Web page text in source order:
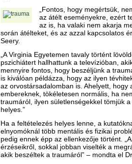
„Fontos, hogy megértsük,
az átélt eseményekre, ezért
az is, ha valaki nem akarja
során átélteket, és az azzal kapcsolatos
Seery.
„A Virginia Egyetemen tavaly történt
pszichiátert hallhattunk a televízióban,
mennyire fontos, hogy beszéljünk a
is kiválóan példázza, hogy az ilyen
az orvostársadalomban is. Ahelyett, hogy
embereknek, tökéletesen normális, ha
traumáról, ilyen sületlenségekkel tömjük
helyes.”
Ha a feltételezés helyes lenne, a
elnyomóknál több mentális és fizikai
pedig ennek épp az ellenkezője történt.
érzéseikről, sokkal jobban viselték a
akik beszéltek a traumáról” – mondta el